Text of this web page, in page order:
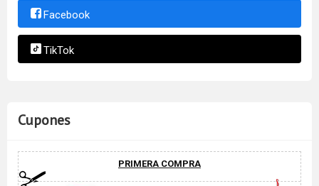
Facebook
TikTok
Cupones
PRIMERA COMPRA